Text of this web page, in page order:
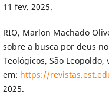
11 fev. 2025.
RIO, Marlon Machado
sobre a busca por deus
Teológicos, São
em: https://
2025.